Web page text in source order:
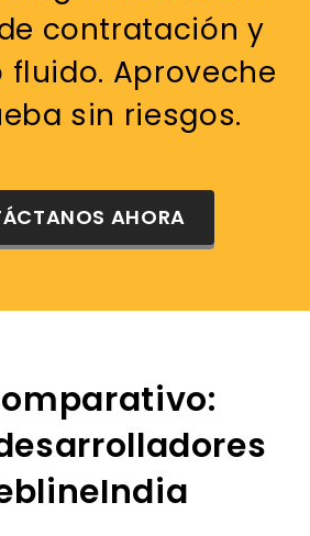
contratación y
fluido. Aproveche
sin riesgos.
AHORA